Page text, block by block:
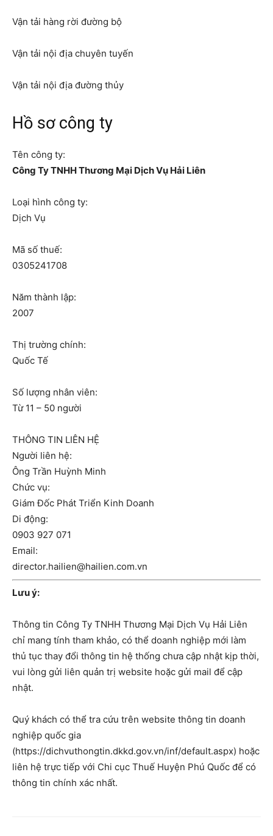
Vận tải hàng rời đường bộ
Vận tải nội địa chuyên tuyến
Vận tải nội địa đường thủy
Hồ sơ công ty
Tên công ty:
Công Ty TNHH Thương Mại Dịch Vụ Hải Liên
Loại hình công ty:
Dịch Vụ
Mã số thuế:
0305241708
Năm thành lập:
2007
Thị trường chính:
Quốc Tế
Số lượng nhân viên:
Từ 11 – 50 người
THÔNG TIN LIÊN HỆ
Người liên hệ:
Ông Trần Huỳnh Minh
Chức vụ:
Giám Đốc Phát Triển Kinh Doanh
Di động:
0903 927 071
Email:
director.hailien@hailien.com.vn
Lưu ý:
Thông tin Công Ty TNHH Thương Mại Dịch Vụ Hải Liên
chỉ mang tính tham khảo, có thể doanh nghiệp mới làm
thủ tục thay đổi thông tin hệ thống chưa cập nhật kịp thời,
vui lòng gửi liên quản trị website hoặc gửi mail để cập
nhật.
Quý khách có thể tra cứu trên website thông tin doanh
nghiệp quốc gia
(https://dichvuthongtin.dkkd.gov.vn/inf/default.aspx) hoặc
liên hệ trực tiếp với Chi cục Thuế Huyện Phú Quốc để có
thông tin chính xác nhất.